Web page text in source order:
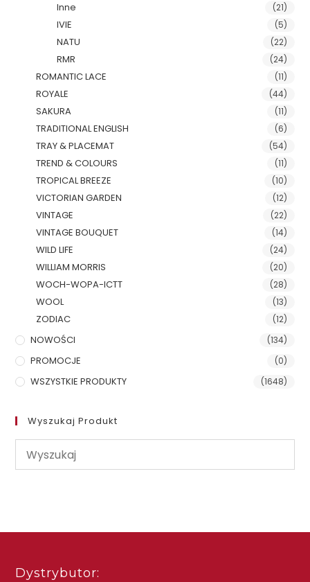
Inne (21)
IVIE (5)
NATU (22)
RMR (24)
ROMANTIC LACE (11)
ROYALE (44)
SAKURA (11)
TRADITIONAL ENGLISH (6)
TRAY & PLACEMAT (54)
TREND & COLOURS (11)
TROPICAL BREEZE (10)
VICTORIAN GARDEN (12)
VINTAGE (22)
VINTAGE BOUQUET (14)
WILD LIFE (24)
WILLIAM MORRIS (20)
WOCH-WOPA-ICTT (28)
WOOL (13)
ZODIAC (12)
NOWOŚCI (134)
PROMOCJE (0)
WSZYSTKIE PRODUKTY (1648)
Wyszukaj Produkt
Dystrybutor: